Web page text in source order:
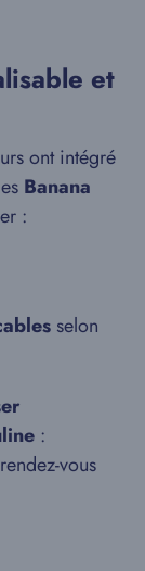
et
ont intégré
Banana
:
selon
:
vous